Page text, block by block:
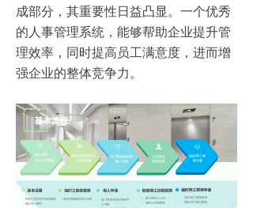
成部分，其重要性日益凸显。一个优秀
的人事管理系统，能够帮助企业提升管
理效率，同时提高员工满意度，进而增
强企业的整体竞争力。